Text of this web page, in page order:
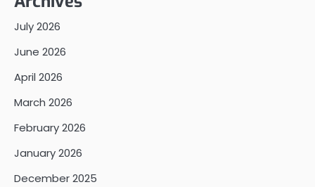
July 2026
June 2026
April 2026
March 2026
February 2026
January 2026
December 2025